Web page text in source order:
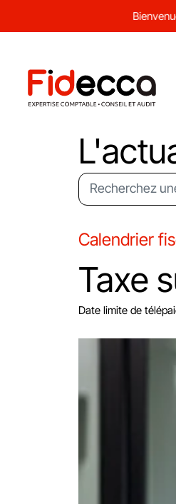
Bienvenue
Calendrier
Taxe
Date limite de